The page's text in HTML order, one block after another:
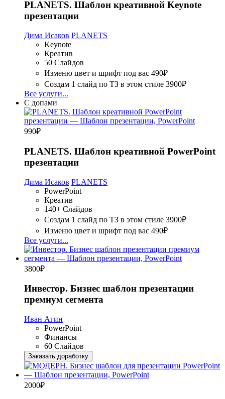
PLANETS. Шаблон креативной Keynote
презентации
Дима Исаков PLANETS
Keynote
Креатив
50 Слайдов
Изменю цвет и шрифт под вас 490₽
Создам 1 слайд по ТЗ в этом стиле 3900₽
Все услуги...
С допами
990₽
PLANETS. Шаблон креативной PowerPoint
презентации
Дима Исаков PLANETS
PowerPoint
Креатив
140+ Слайдов
Создам 1 слайд по ТЗ в этом стиле 3900₽
Изменю цвет и шрифт под вас 490₽
Все услуги...
3800₽
Инвестор. Бизнес шаблон презентации
премиум сегмента
Иван Агин
PowerPoint
Финансы
60 Слайдов
Заказать доработку
2000₽